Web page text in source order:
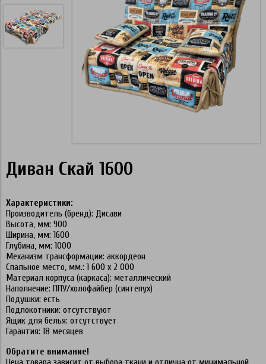
Диван Скай 1600
Характеристики:
Производитель (бренд): Дисави
Высота, мм: 900
Ширина, мм: 1600
Глубина, мм: 1000
Механизм трансформации: аккордеон
Спальное место, мм.: 1 600 х 2 000
Материал корпуса (каркаса): металлический
Наполнение: ППУ/холофайбер (синтепух)
Подушки: есть
Подлокотники: отсутствуют
Ящик для белья: отсутствует
Гарантия: 18 месяцев
Обратите внимание!